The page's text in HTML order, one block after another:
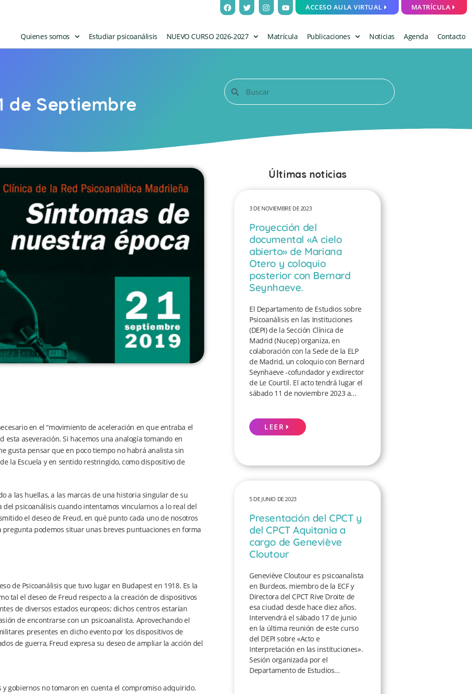
ACCESO AULA VIRTUAL MATRÍCULA
Quienes somos Estudiar psicoanálisis NUEVO CURSO 2026-2027 Matrícula Publicaciones Noticias Agenda Contacto
de Septiembre
en el “movimiento de aceleración en que entraba el
aseveración. Si hacemos una analogía tomando en
gusta pensar que en poco tiempo no habrá analista sin
la Escuela y en sentido restringido, como dispositivo de
a las huellas, a las marcas de una historia singular de su
psicoanálisis cuando intentamos vincularnos a lo real del
el deseo de Freud, en qué punto cada uno de nosotros
podemos situar unas breves puntuaciones en forma
de Psicoanálisis que tuvo lugar en Budapest en 1918. Es la
tal el deseo de Freud respecto a la creación de dispositivos
de diversos estados europeos; dichos centros estarían
de encontrarse con un psicoanalista. Aprovechando el
presentes en dicho evento por los dispositivos de
de guerra, Freud expresa su deseo de ampliar la acción del
gobiernos no tomaron en cuenta el compromiso adquirido.
Últimas noticias
3 DE NOVIEMBRE DE 2023
Proyección del
documental «A cielo
abierto» de Mariana
Otero y coloquio
posterior con Bernard
Seynhaeve.
El Departamento de Estudios sobre
Psicoanálisis en las Instituciones
(DEPI) de la Sección Clínica de
Madrid (Nucep) organiza, en
colaboración con la Sede de la ELP
de Madrid, un coloquio con Bernard
Seynhaeve -cofundador y exdirector
de Le Courtil. El acto tendrá lugar el
sábado 11 de noviembre 2023 a...
LEER
5 DE JUNIO DE 2023
Presentación del CPCT y
del CPCT Aquitania a
cargo de Geneviève
Cloutour
Geneviève Cloutour es psicoanalista
en Burdeos, miembro de la ECF y
Directora del CPCT Rive Droite de
esa ciudad desde hace diez años.
Intervendrá el sábado 17 de junio
en la última reunión de este curso
del DEPI sobre «Acto e
Interpretación en las instituciones».
Sesión organizada por el
Departamento de Estudios...